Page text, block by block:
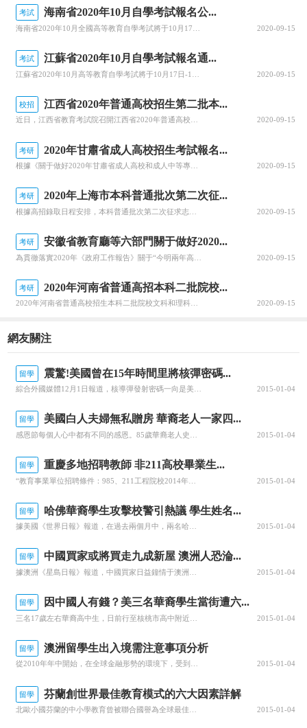
考試 海南省2020年10月自學考試報名公...
2020-09-15
考試 江蘇省2020年10月自學考試報名通...
2020-09-15
校招 江西省2020年普通高校招生第二批本...
2020-09-15
考研 2020年甘肅省成人高校招生考試報名...
2020-09-15
考研 2020年上海市本科普通批次第二次征...
根據高招錄取日程安排，本科普通批次第二次征求志愿將于8月29日上午10:00至8月30日上午10:00進行填報。經研究審定，2020年上海市普通高校招生本科普通批次第二次征求志愿降分控制線為385分。查字典小編整理相關資訊，關注一下~本科普通批次第二次征求志愿填報即將開始根據高招錄取日程安排，本科普... 2020-09-15
考研 安徽省教育廳等六部門關于做好2020...
2020-09-15
考研 2020年河南省普通高招本科二批院校...
2020-09-15
網友關注
留學 震驚!美國曾在15年時間里將核彈密碼...
2015-01-04
留學 美國白人夫婦無私贈房 華裔老人一家四...
2015-01-04
留學 重慶多地招聘教師 非211高校畢業生...
2015-01-04
留學 哈佛華裔學生攻擊校警引熱議 學生姓名...
據美國《世界日報》報道，在過去兩個月中，兩名哈佛大學華裔學生分別在兩個不同的事件中，因攻擊校警而被逮捕并提控。由于哈佛校警逮捕學生的案件十分罕見，最近又連續發生，哈佛學生校報Crimson26日予以報導，并在網絡上掀起熱烈討論。兩個類似的校園事件分別發生在10月28日和11月10日。根據事件備忘錄... 2015-01-04
留學 中國買家或將買走九成新屋 澳洲人恐淪...
2015-01-04
留學 因中國人有錢？美三名華裔學生當街遭六...
2015-01-04
留學 澳洲留學生出入境需注意事項分析
從2010年年中開始，在全球金融形勢的環境下，受到澳幣升值、國內就業壓力增加等因素的影響，赴澳留學成為很多高中畢業生的首選，甚至一些熱門專業2011年的入學名額在09年7月份就已滿。盡管去年澳洲幾所私立大學倒閉，但并未影響澳洲教育的聲譽和中國留學生的熱情，今年的赴澳人數仍比去年同期上漲了30%左右... 2015-01-04
留學 芬蘭創世界最佳教育模式的六大因素詳解
北歐小國芬蘭的中小學教育曾被聯合國譽為全球最佳。很多歐共體國家如荷蘭、比利時等紛紛仿效其教育模式，甚至聘請芬蘭教師給予本國的基礎教育以建議、指導。那么，芬蘭是如何做到的呢？我通過研究，歸納出以下幾個主要原因。一、師范錄取率僅1/10早在1979年，芬蘭國家教育委員會就明確表示：教師屬于研究型人才，... 2015-01-04